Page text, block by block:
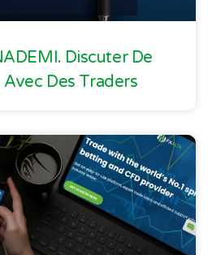
Discuter De
Avec Des Traders